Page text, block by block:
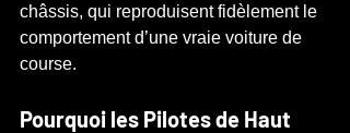
châssis, qui reproduisent fidèlement le
comportement d’une vraie voiture de
course.
Pourquoi les Pilotes de Haut